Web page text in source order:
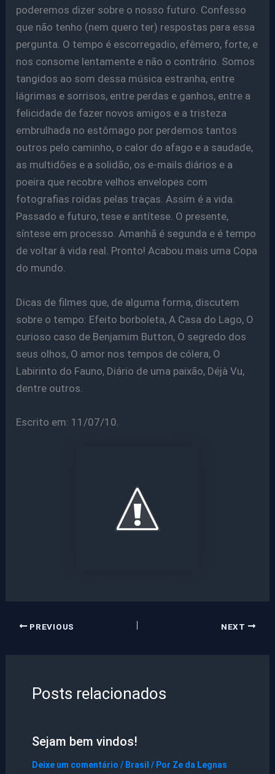
poderemos dizer sobre o nosso futuro. Confesso
que não tenho (nem quero ter) respostas para essa
pergunta. O tempo é escorregadio, efêmero, forte, e
nos consome lentamente e não o contrário. Somos
tangidos ao som dessa música estranha, entre
lágrimas e sorrisos, entre perdas e ganhos, entre a
felicidade de fazer novos amigos e a tristeza
embrulhada no estômago por perdemos tantos
outros pelo caminho, o calor do afago e a saudade,
as multidões e a solidão, os e-mails diários e a
poeira que recobre velhos envelopes com
fotografias roídas pelas traças. Assim é a vida.
Passado e futuro, tese e antítese. O presente,
síntese em processo. Amanhã é segunda e é tempo
de voltar à vida real. Pronto! Acabou mais uma Copa
do mundo.
Dicas de filmes que, de alguma forma, discutem
sobre o tempo: Efeito borboleta, A Casa do Lago, O
curioso caso de Benjamim Button, O segredo dos
seus olhos, O amor nos tempos de cólera, O
Labirinto do Fauno, Diário de uma paixão, Déjà Vu,
dentre outros.
Escrito em: 11/07/10.
PREVIOUS NEXT
Posts relacionados
Sejam bem vindos!
Deixe um comentário / Brasil / Por Ze da Legnas